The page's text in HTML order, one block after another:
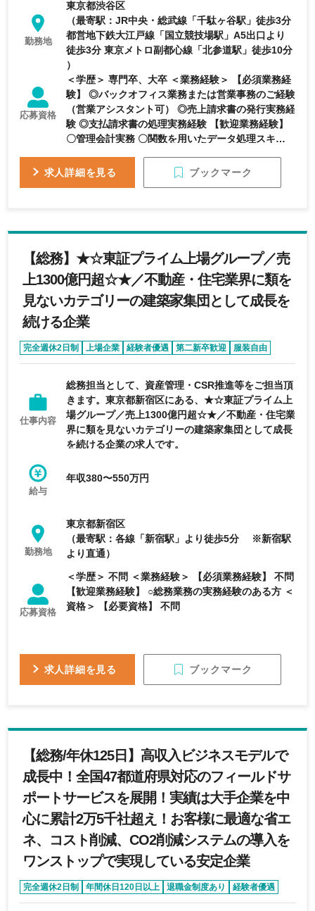
勤務地
東京都渋谷区
（最寄駅：JR中央・総武線「千駄ヶ谷駅」徒歩3分
都営地下鉄大江戸線「国立競技場駅」A5出口より
徒歩3分 東京メトロ副都心線「北参道駅」徒歩10分
）
応募資格
＜学歴＞ 専門卒、大卒 ＜業務経験＞ 【必須業務経
験】 ◎バックオフィス業務または営業事務のご経験
（営業アシスタント可） ◎売上請求書の発行実務経
験 ◎支払請求書の処理実務経験 【歓迎業務経験】
〇管理会計実務 〇関数を用いたデータ処理スキル
＜資格＞ 【歓迎保有資格】 〇日商簿記2級 ＜求め
取り組む人 ・美容やファッションが好きな方
求人詳細を見る ブックマーク
【総務】★☆東証プライム上場グループ／売
上1300億円超☆★／不動産・住宅業界に類を
見ないカテゴリーの建築家集団として成長を
続ける企業
完全週休2日制 上場企業 経験者優遇 第二新卒歓迎 服装自由
仕事内容
総務担当として、資産管理・CSR推進等をご担当頂
きます。東京都新宿区にある、★☆東証プライム上
場グループ／売上1300億円超☆★／不動産・住宅業
界に類を見ないカテゴリーの建築家集団として成長
を続ける企業の求人です。
給与
年収380〜550万円
勤務地
東京都新宿区
（最寄駅：各線「新宿駅」より徒歩5分 ※新宿駅
より直通）
応募資格
＜学歴＞ 不問 ＜業務経験＞ 【必須業務経験】 不問
【歓迎業務経験】 ○総務業務の実務経験のある方 ＜
資格＞ 【必要資格】 不問
求人詳細を見る ブックマーク
【総務/年休125日】高収入ビジネスモデルで
成長中！全国47都道府県対応のフィールドサ
ポートサービスを展開！実績は大手企業を中
心に累計2万5千社超え！お客様に最適な省エ
ネ、コスト削減、CO2削減システムの導入を
ワンストップで実現している安定企業
完全週休2日制 年間休日120日以上 退職金制度あり
経験者優遇
資格取得支援制度